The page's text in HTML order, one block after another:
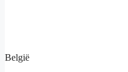
België